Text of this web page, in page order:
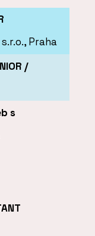
Praha
/
s